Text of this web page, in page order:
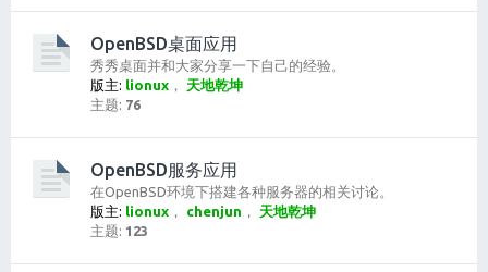
OpenBSD桌面应用
秀秀桌面并和大家分享一下自己的经验。
版主: lionux ， 天地乾坤
主题: 76
OpenBSD服务应用
在OpenBSD环境下搭建各种服务器的相关讨论。
版主: lionux ， chenjun ， 天地乾坤
主题: 123